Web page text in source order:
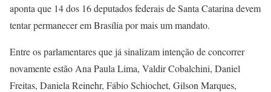
aponta que 14 dos 16 deputados federais de Santa Catarina devem
tentar permanecer em Brasília por mais um mandato.
Entre os parlamentares que já sinalizam intenção de concorrer
novamente estão Ana Paula Lima, Valdir Cobalchini, Daniel
Freitas, Daniela Reinehr, Fábio Schiochet, Gilson Marques,